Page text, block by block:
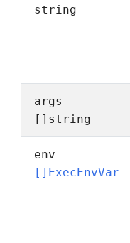
string
args
[]string
env
[]ExecEnvVar